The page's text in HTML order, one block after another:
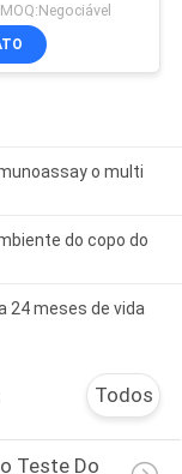
o multi
do copo do
24 meses de vida
Todos
Teste Do